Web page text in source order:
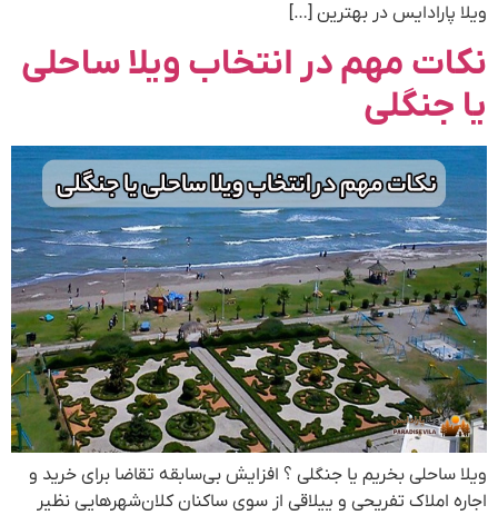
ویلا پارادایس در بهترین […]
نکات مهم در انتخاب ویلا ساحلی
یا جنگلی
ویلا ساحلی بخریم یا جنگلی ؟ افزایش بی‌سابقه تقاضا برای خرید و
اجاره املاک تفریحی و ییلاقی از سوی ساکنان کلان‌شهرهایی نظیر